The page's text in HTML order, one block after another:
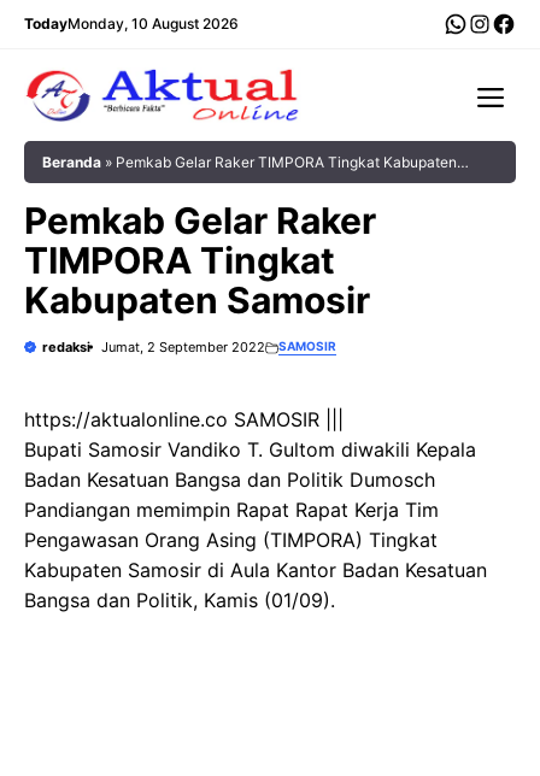
Langsung
TodayMonday, 10 August 2026
Beranda » Pemkab Gelar Raker TIMPORA Tingkat Kabupaten
Pemkab Gelar Raker
TIMPORA Tingkat
Kabupaten Samosir
redaksi Jumat, 2 September 2022 SAMOSIR
https://aktualonline.co SAMOSIR |||
Bupati Samosir Vandiko T. Gultom diwakili Kepala
Badan Kesatuan Bangsa dan Politik Dumosch
Pandiangan memimpin Rapat Rapat Kerja Tim
Pengawasan Orang Asing (TIMPORA) Tingkat
Kabupaten Samosir di Aula Kantor Badan Kesatuan
Bangsa dan Politik, Kamis (01/09).